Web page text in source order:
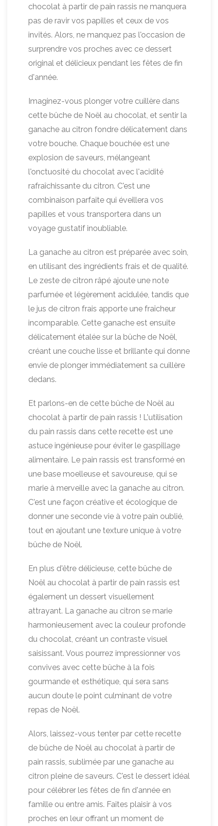
chocolat à partir de pain rassis ne manquera
pas de ravir vos papilles et ceux de vos
invités. Alors, ne manquez pas l'occasion de
surprendre vos proches avec ce dessert
original et délicieux pendant les fêtes de fin
d'année.
Imaginez-vous plonger votre cuillère dans
cette bûche de Noël au chocolat, et sentir la
ganache au citron fondre délicatement dans
votre bouche. Chaque bouchée est une
explosion de saveurs, mélangeant
l'onctuosité du chocolat avec l'acidité
rafraîchissante du citron. C'est une
combinaison parfaite qui éveillera vos
papilles et vous transportera dans un
voyage gustatif inoubliable.
La ganache au citron est préparée avec soin,
en utilisant des ingrédients frais et de qualité.
Le zeste de citron râpé ajoute une note
parfumée et légèrement acidulée, tandis que
le jus de citron frais apporte une fraîcheur
incomparable. Cette ganache est ensuite
délicatement étalée sur la bûche de Noël,
créant une couche lisse et brillante qui donne
envie de plonger immédiatement sa cuillère
dedans.
Et parlons-en de cette bûche de Noël au
chocolat à partir de pain rassis ! L'utilisation
du pain rassis dans cette recette est une
astuce ingénieuse pour éviter le gaspillage
alimentaire. Le pain rassis est transformé en
une base moelleuse et savoureuse, qui se
marie à merveille avec la ganache au citron.
C'est une façon créative et écologique de
donner une seconde vie à votre pain oublié,
tout en ajoutant une texture unique à votre
bûche de Noël.
En plus d'être délicieuse, cette bûche de
Noël au chocolat à partir de pain rassis est
également un dessert visuellement
attrayant. La ganache au citron se marie
harmonieusement avec la couleur profonde
du chocolat, créant un contraste visuel
saisissant. Vous pourrez impressionner vos
convives avec cette bûche à la fois
gourmande et esthétique, qui sera sans
aucun doute le point culminant de votre
repas de Noël.
Alors, laissez-vous tenter par cette recette
de bûche de Noël au chocolat à partir de
pain rassis, sublimée par une ganache au
citron pleine de saveurs. C'est le dessert idéal
pour célébrer les fêtes de fin d'année en
famille ou entre amis. Faites plaisir à vos
proches en leur offrant un moment de